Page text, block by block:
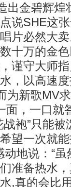
出金碧辉
说SHE这
片必然大
十万的金
谨守大师
，以高速
为新歌MV
面，一口就
袍”只能
望一次就
地说：“
准备热水
,真的会比